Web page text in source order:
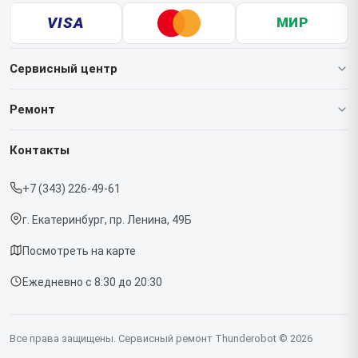
VISA МИР
Сервисный центр
О нашем сервисе
Срочный ремонт
Доставка и способы оплаты
Диагностика
Контакты
Ремонт
Ноутбуков
Контакты
+7 (343) 226-49-61
г. Екатеринбург, пр. Ленина, 49Б
Посмотреть на карте
Ежедневно с 8:30 до 20:30
Все права защищены. Сервисный ремонт Thunderobot © 2026